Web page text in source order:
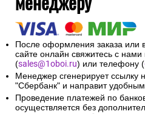
После оформления заказа или
сайте онлайн свяжитесь с нами
(sales@1oboi.ru) или телефону (
Менеджер сгенерирует
"Сбербанк" и направит
Проведение платежей по
осуществляется без